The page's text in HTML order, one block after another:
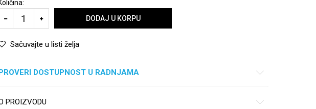
DODAJ U KORPU
Sačuvajte u listi želja
DOSTUPNOST U RADNJAMA
PROIZVODU